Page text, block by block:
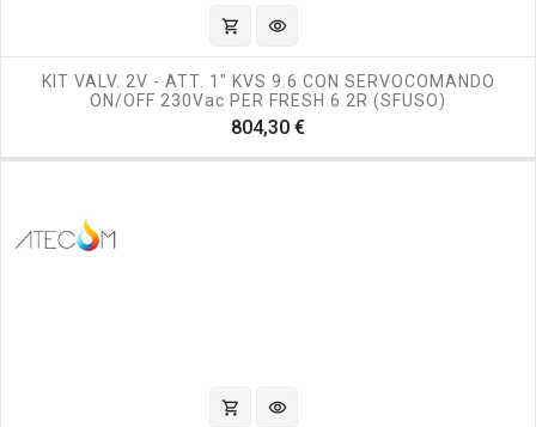
shopping_cart visibility
KIT VALV. 2V - ATT. 1" KVS 9.6 CON SERVOCOMANDO
ON/OFF 230Vac PER FRESH 6 2R (SFUSO)
804,30 €Prezzo
shopping_cart visibility